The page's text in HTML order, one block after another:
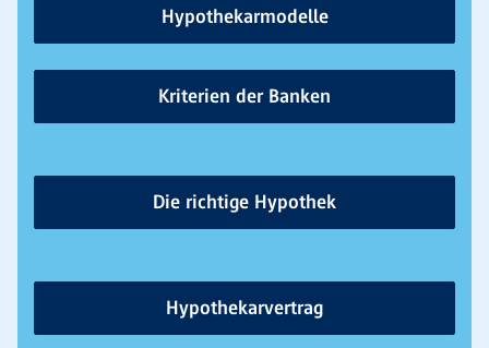
Hypothekarmodelle
Kriterien der Banken
Die richtige Hypothek
Hypothekarvertrag